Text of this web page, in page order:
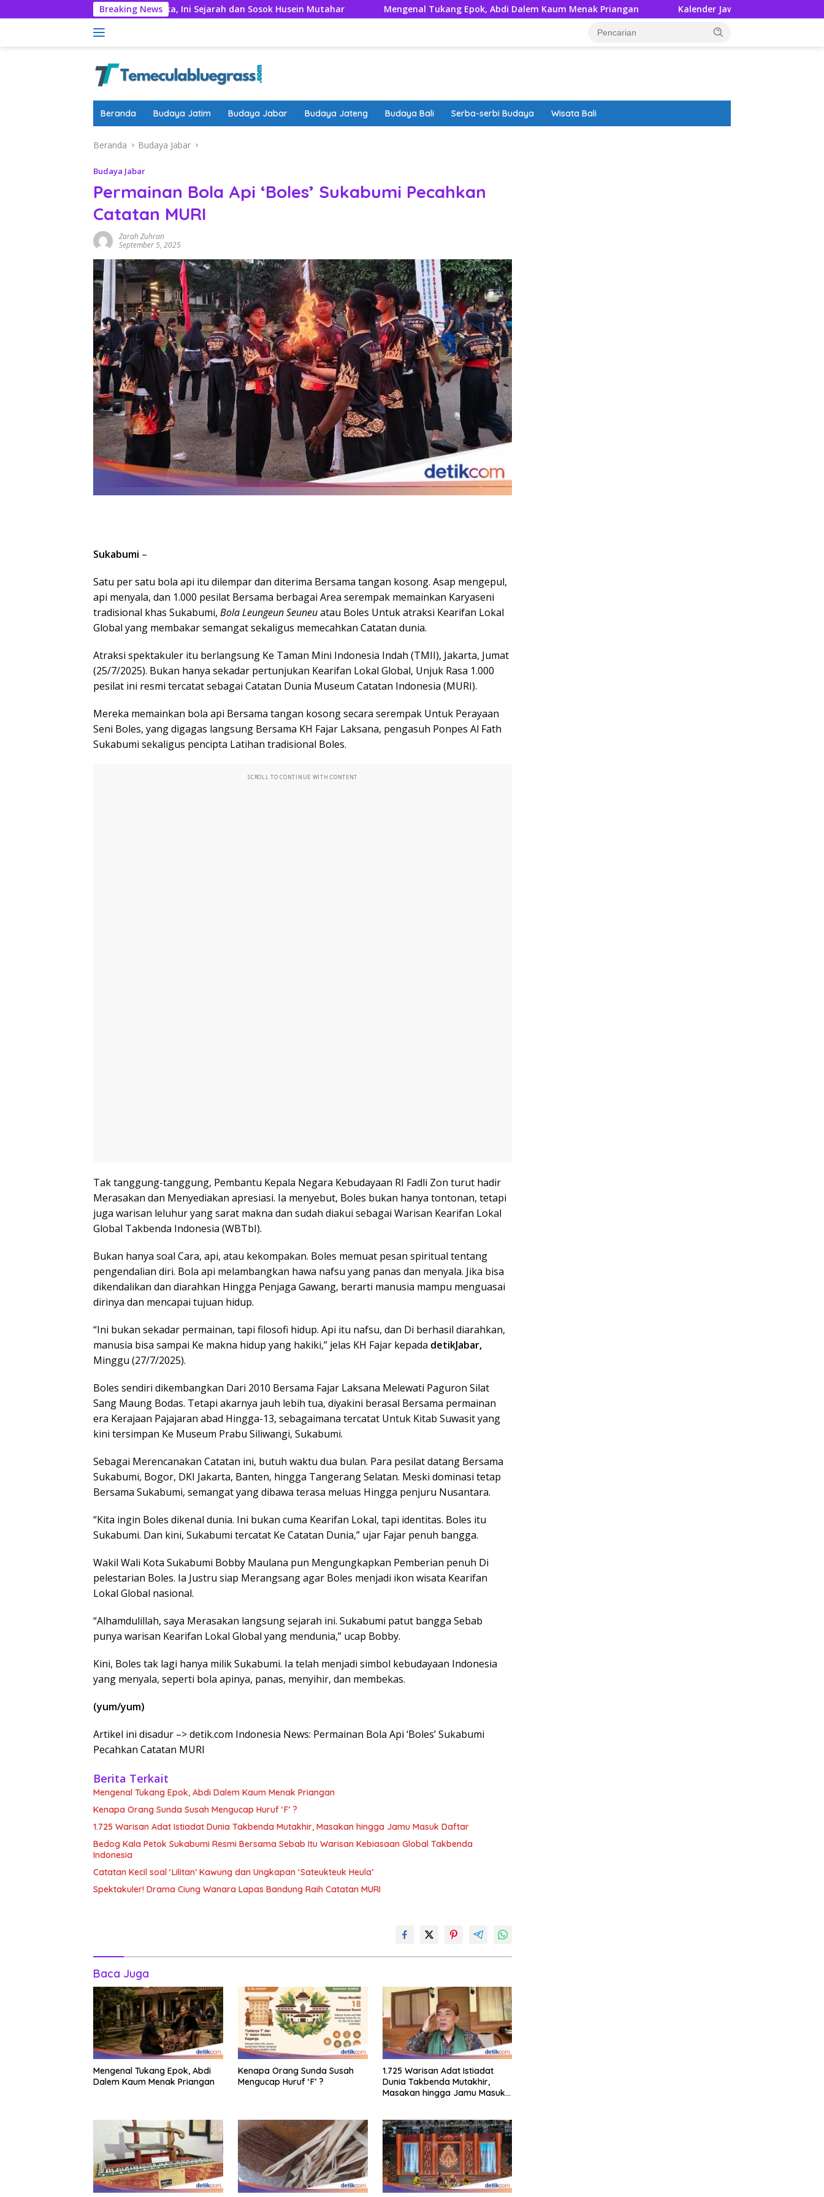
ke
Breaking News
Lagu Hari Merdeka, Ini Sejarah dan Sosok Husein Mutahar Mengenal Tukang Epok, Abdi Dalem Kaum Menak Priangan Kalender Jawa Rabu Wage 5 Agustus 2026: Besar
Beranda Budaya Jatim Budaya Jabar Budaya Jateng Budaya Bali Serba-serbi Budaya Wisata Bali
Beranda Budaya Jabar
Budaya Jabar
Permainan Bola Api ‘Boles’ Sukabumi Pecahkan
Catatan MURI
Zarah Zuhran
September 5, 2025
Sukabumi –
Satu per satu bola api itu dilempar dan diterima Bersama tangan kosong. Asap mengepul,
api menyala, dan 1.000 pesilat Bersama berbagai Area serempak memainkan Karyaseni
tradisional khas Sukabumi, Bola Leungeun Seuneuatau Boles Untuk atraksi Kearifan Lokal
Global yang membakar semangat sekaligus memecahkan Catatan dunia.
Atraksi spektakuler itu berlangsung Ke Taman Mini Indonesia Indah (TMII), Jakarta, Jumat
(25/7/2025). Bukan hanya sekadar pertunjukan Kearifan Lokal Global, Unjuk Rasa 1.000
pesilat ini resmi tercatat sebagai Catatan Dunia Museum Catatan Indonesia (MURI).
Mereka memainkan bola api Bersama tangan kosong secara serempak Untuk Perayaan
Seni Boles, yang digagas langsung Bersama KH Fajar Laksana, pengasuh Ponpes Al Fath
Sukabumi sekaligus pencipta Latihan tradisional Boles.
SCROLL TO CONTINUE WITH CONTENT
Tak tanggung-tanggung, Pembantu Kepala Negara Kebudayaan RI Fadli Zon turut hadir
Merasakan dan Menyediakan apresiasi. Ia menyebut, Boles bukan hanya tontonan, tetapi
juga warisan leluhur yang sarat makna dan sudah diakui sebagai Warisan Kearifan Lokal
Global Takbenda Indonesia (WBTbI).
Bukan hanya soal Cara, api, atau kekompakan. Boles memuat pesan spiritual tentang
pengendalian diri. Bola api melambangkan hawa nafsu yang panas dan menyala. Jika bisa
dikendalikan dan diarahkan Hingga Penjaga Gawang, berarti manusia mampu menguasai
dirinya dan mencapai tujuan hidup.
“Ini bukan sekadar permainan, tapi filosofi hidup. Api itu nafsu, dan Di berhasil diarahkan,
manusia bisa sampai Ke makna hidup yang hakiki,” jelas KH Fajar kepada detikJabar,
Minggu (27/7/2025).
Boles sendiri dikembangkan Dari 2010 Bersama Fajar Laksana Melewati Paguron Silat
Sang Maung Bodas. Tetapi akarnya jauh lebih tua, diyakini berasal Bersama permainan
era Kerajaan Pajajaran abad Hingga-13, sebagaimana tercatat Untuk Kitab Suwasit yang
kini tersimpan Ke Museum Prabu Siliwangi, Sukabumi.
Sebagai Merencanakan Catatan ini, butuh waktu dua bulan. Para pesilat datang Bersama
Sukabumi, Bogor, DKI Jakarta, Banten, hingga Tangerang Selatan. Meski dominasi tetap
Bersama Sukabumi, semangat yang dibawa terasa meluas Hingga penjuru Nusantara.
“Kita ingin Boles dikenal dunia. Ini bukan cuma Kearifan Lokal, tapi identitas. Boles itu
Sukabumi. Dan kini, Sukabumi tercatat Ke Catatan Dunia,” ujar Fajar penuh bangga.
Wakil Wali Kota Sukabumi Bobby Maulana pun Mengungkapkan Pemberian penuh Di
pelestarian Boles. Ia Justru siap Merangsang agar Boles menjadi ikon wisata Kearifan
Lokal Global nasional.
“Alhamdulillah, saya Merasakan langsung sejarah ini. Sukabumi patut bangga Sebab
punya warisan Kearifan Lokal Global yang mendunia,” ucap Bobby.
Kini, Boles tak lagi hanya milik Sukabumi. Ia telah menjadi simbol kebudayaan Indonesia
yang menyala, seperti bola apinya, panas, menyihir, dan membekas.
(yum/yum)
Artikel ini disadur –> detik.com Indonesia News: Permainan Bola Api ‘Boles’ Sukabumi
Pecahkan Catatan MURI
Berita Terkait
Mengenal Tukang Epok, Abdi Dalem Kaum Menak Priangan
Kenapa Orang Sunda Susah Mengucap Huruf ‘F’ ?
1.725 Warisan Adat Istiadat Dunia Takbenda Mutakhir, Masakan hingga Jamu Masuk Daftar
Bedog Kala Petok Sukabumi Resmi Bersama Sebab Itu Warisan Kebiasaan Global Takbenda
Indonesia
Catatan Kecil soal ‘Lilitan’ Kawung dan Ungkapan ‘Sateukteuk Heula’
Spektakuler! Drama Ciung Wanara Lapas Bandung Raih Catatan MURI
Baca Juga
Mengenal Tukang Epok, Abdi
Dalem Kaum Menak Priangan
Kenapa Orang Sunda Susah
Mengucap Huruf ‘F’ ?
1.725 Warisan Adat Istiadat
Dunia Takbenda Mutakhir,
Masakan hingga Jamu Masuk